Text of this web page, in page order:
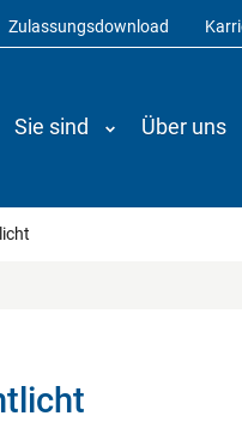
Zulassungsdownload
Sie sind Über uns